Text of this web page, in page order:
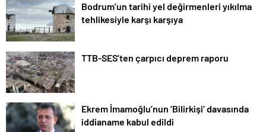
Bodrum’un tarihi yel değirmenleri yıkılma
tehlikesiyle karşı karşıya
TTB-SES’ten çarpıcı deprem raporu
Ekrem İmamoğlu’nun ‘Bilirkişi’ davasında
iddianame kabul edildi